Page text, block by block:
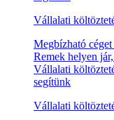
Vállalati
Megbízható
Remek helyen
Vállalati
segítünk
Vállalati